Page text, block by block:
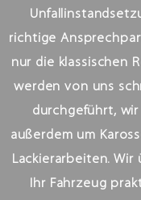
richtige
nur die klassischen
werden von uns
durchgeführt, wir
außerdem um
Lackierarbeiten.
Ihr Fahrzeug